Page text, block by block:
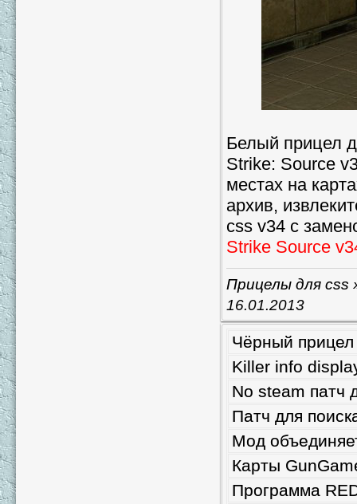
Белый прицел
Strike: Source
местах на
архив,
css v34 с
Strike Source
Прицелы для css
16.01.2013
Чёрный
Killer info
No steam патч
Патч для
Мод
Карты
Программа